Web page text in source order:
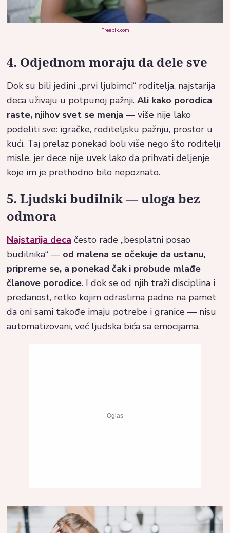
Freepik.com
4. Odjednom moraju da dele sve
Dok su bili jedini „prvi ljubimci“ roditelja, najstarija
deca uživaju u potpunoj pažnji. Ali kako porodica
raste, njihov svet se menja — više nije lako
podeliti sve: igračke, roditeljsku pažnju, prostor u
kući. Taj prelaz ponekad boli više nego što roditelji
misle, jer dece nije uvek lako da prihvati deljenje
koje im je prethodno bilo nepoznato.
5. Ljudski budilnik — uloga bez
odmora
Najstarija deca često rade „besplatni posao
budilnika“ — od malena se očekuje da ustanu,
pripreme se, a ponekad čak i probude mlađe
članove porodice. I dok se od njih traži disciplina i
predanost, retko kojim odraslima padne na pamet
da oni sami takođe imaju potrebe i granice — nisu
automatizovani, već ljudska bića sa emocijama.